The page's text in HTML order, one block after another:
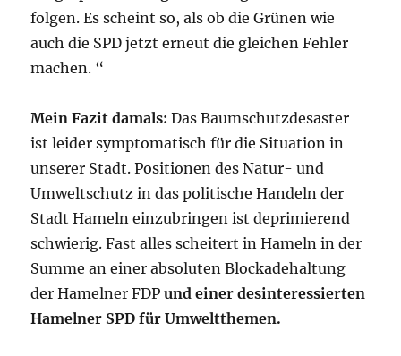
folgen. Es scheint so, als ob die Grünen wie
auch die SPD jetzt erneut die gleichen Fehler
machen. “
Mein Fazit damals:Das Baumschutzdesaster
ist leider symptomatisch für die Situation in
unserer Stadt.Positionen des Natur- und
Umweltschutz in das politische Handeln der
Stadt Hameln einzubringen ist deprimierend
schwierig. Fast alles scheitert in Hameln in der
Summe an einer absoluten Blockadehaltung
der Hamelner FDPund einer desinteressierten
Hamelner SPD für Umweltthemen.